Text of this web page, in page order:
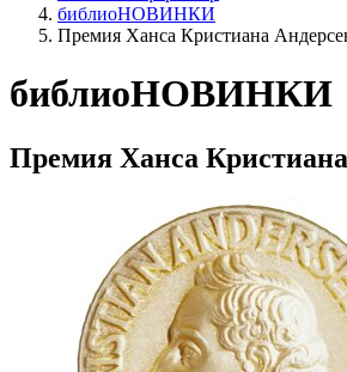
библиоНОВИНКИ
Премия Ханса Кристиана
библиоНОВИНКИ
Премия Ханса